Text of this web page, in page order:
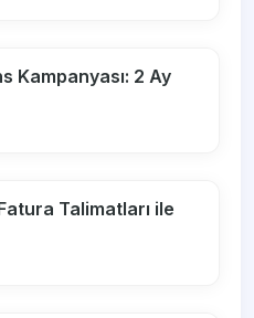
Kampanyası: 2 Ay
Talimatları ile